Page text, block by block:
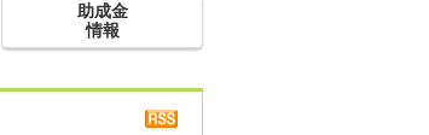
助成金
情報